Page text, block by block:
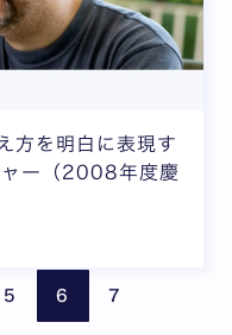
方を明白に表現す
ャー（2008年度慶
5 6 7